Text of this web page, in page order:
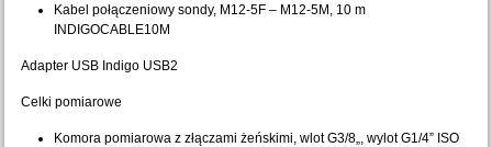
Kabel połączeniowy sondy, M12-5F – M12-5M, 10 m
INDIGOCABLE10M
Adapter USB Indigo USB2
Celki pomiarowe
Komora pomiarowa z złączami żeńskimi, wlot G3/8„, wylot G1/4” ISO